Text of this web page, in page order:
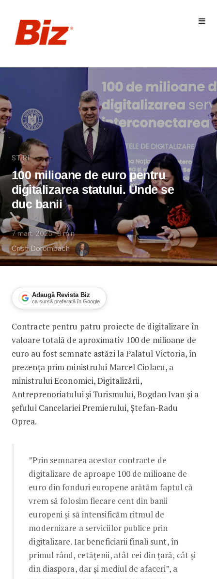
STIRI
100 milioane de euro pentru
digitalizarea statului. Unde se
duc banii
7 mart. 2025 3min
Cristi Dorombach
Adaugă Revista Biz
ca sursă preferată în Google
100 milioane de euro pentru
Contracte pentru patru proiecte de digitalizare în
valoare totală de aproximativ 100 de milioane de
euro au fost semnate astăzi la Palatul Victoria, în
prezența prim ministrului Marcel Ciolacu, a
ministrului Economiei, Digitalizării,
Antreprenoriatului și Turismului, Bogdan Ivan și a
șefului Cancelariei Premierului, Ștefan-Radu
Oprea.
”Prin semnarea acestor contracte de
digitalizare de aproape 100 de milioane de
euro din fonduri europene arătăm faptul că
vrem să folosim fiecare cent din banii
europeni și să intensificăm ritmul de
modernizare a serviciilor publice prin
digitalizare. Iar beneficiarii finali sunt, în
primul rând, cetățenii, atât cei din țară, cât și
din diaspora, dar și mediul de afaceri”, a